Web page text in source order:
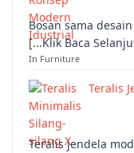
Bosan sama
[...Klik Baca
In Furniture
Teralis
Teralis jendela